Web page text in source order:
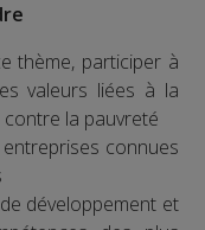
thème, participer à
valeurs liées à la
la pauvreté
connues
développement et